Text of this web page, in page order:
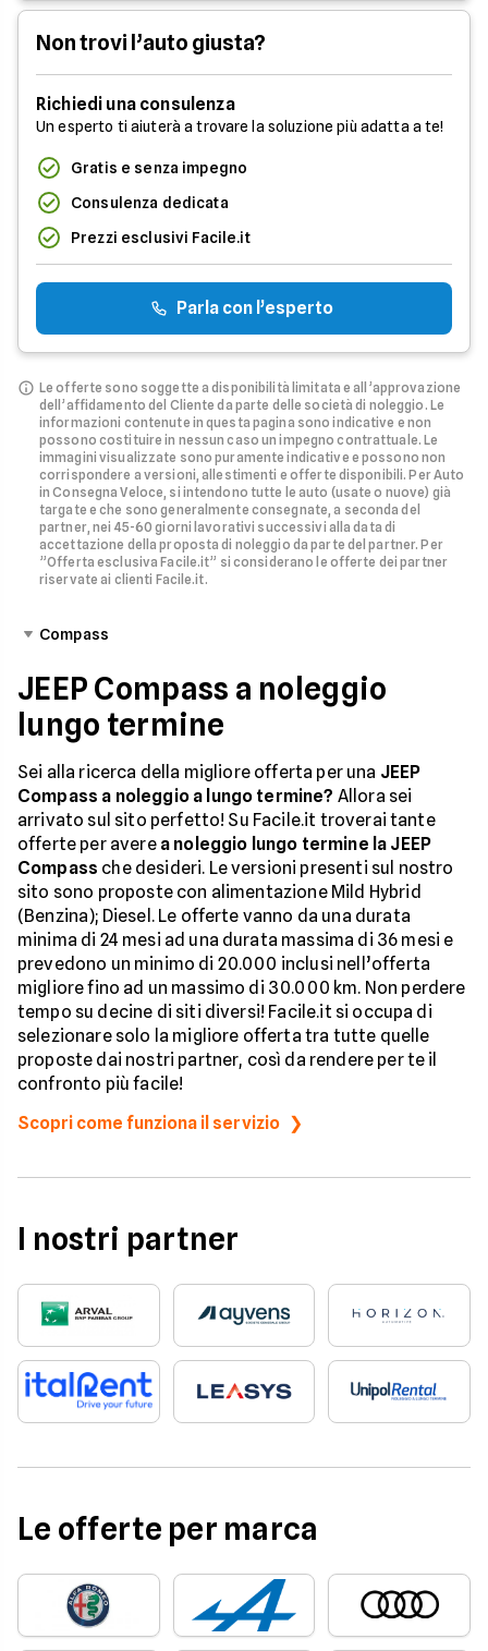
Non trovi l’auto giusta?
Richiedi una consulenza
Un esperto ti aiuterà a trovare la soluzione più adatta a te!
Gratis e senza impegno
Consulenza dedicata
Prezzi esclusivi Facile.it
Parla con l’esperto
Le offerte sono soggette a disponibilità limitata e all’approvazione
dell’affidamento del Cliente da parte delle società di noleggio. Le
informazioni contenute in questa pagina sono indicative e non
possono costituire in nessun caso un impegno contrattuale. Le
immagini visualizzate sono puramente indicative e possono non
corrispondere a versioni, allestimenti e offerte disponibili. Per Auto
in Consegna Veloce, si intendono tutte le auto (usate o nuove) già
targate e che sono generalmente consegnate, a seconda del
partner, nei 45-60 giorni lavorativi successivi alla data di
accettazione della proposta di noleggio da parte del partner. Per
”Offerta esclusiva Facile.it” si considerano le offerte dei partner
riservate ai clienti Facile.it.
Compass
JEEP Compass a noleggio
lungo termine
Sei alla ricerca della migliore offerta per una JEEP
Compass a noleggio a lungo termine? Allora sei
arrivato sul sito perfetto! Su Facile.it troverai tante
offerte per avere a noleggio lungo termine la JEEP
Compass che desideri. Le versioni presenti sul nostro
sito sono proposte con alimentazione Mild Hybrid
(Benzina); Diesel. Le offerte vanno da una durata
minima di 24 mesi ad una durata massima di 36 mesi e
prevedono un minimo di 20.000 inclusi nell’offerta
migliore fino ad un massimo di 30.000 km. Non perdere
tempo su decine di siti diversi! Facile.it si occupa di
selezionare solo la migliore offerta tra tutte quelle
proposte dai nostri partner, così da rendere per te il
confronto più facile!
Scopri come funziona il servizio
I nostri partner
Le offerte per marca